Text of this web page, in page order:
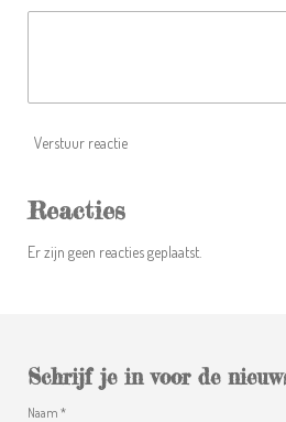
Verstuur reactie
Reacties
Er zijn geen reacties geplaatst.
Schrijf je in voor de
Naam *